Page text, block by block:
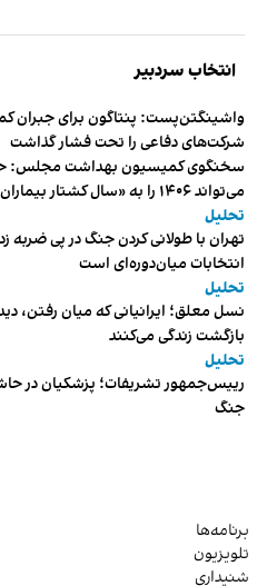
انتخاب سردبیر
واشینگتن‌پست: پنتاگون برای جبران
شرکت‌های دفاعی را تحت فشار گذاشت
سخنگوی کمیسیون بهداشت مجلس:
می‌تواند ۱۴۰۶ را به «سال کشتار بیماران» تبدیل کند
تحلیل
تهران با طولانی کردن جنگ در پی ضربه
انتخابات میان‌دوره‌ای است
تحلیل
نسل معلق؛ ایرانیانی که میان رفتن،
بازگشت زندگی می‌کنند
تحلیل
رییس‌جمهور تشریفات؛ پزشکیان در
جنگ
برنامه‌ها
تلویزیون
شنیداری